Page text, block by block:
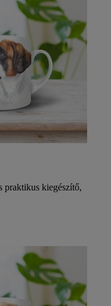
praktikus kiegészítő,